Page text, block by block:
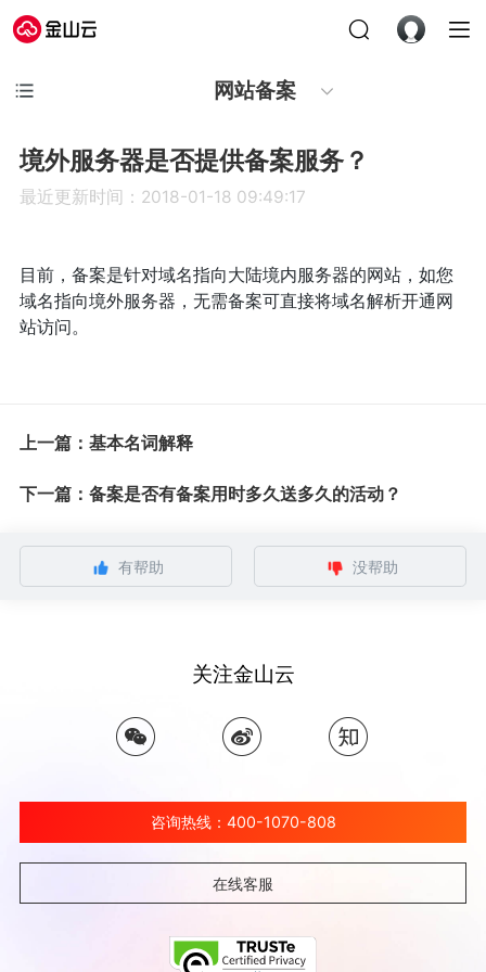
网站备案
境外服务器是否提供备案服务？
最近更新时间：2018-01-18 09:49:17
目前，备案是针对域名指向大陆境内服务器的网站，如您
域名指向境外服务器，无需备案可直接将域名解析开通网
站访问。
上一篇：基本名词解释
下一篇：备案是否有备案用时多久送多久的活动？
有帮助 没帮助
关注金山云
咨询热线：400-1070-808
在线客服